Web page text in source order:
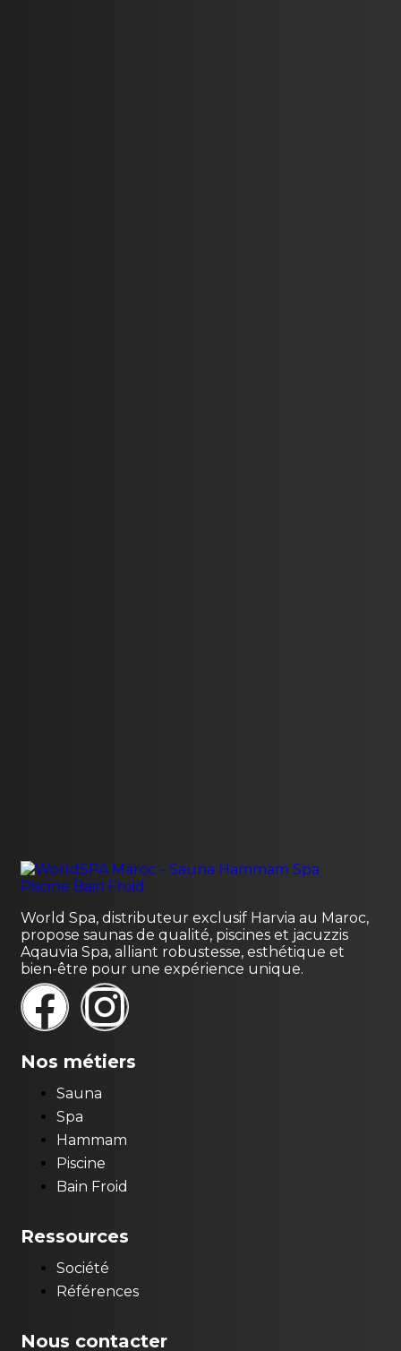
World Spa, distributeur exclusif Harvia au Maroc,
propose saunas de qualité, piscines et jacuzzis
Aqauvia Spa, alliant robustesse, esthétique et
bien-être pour une expérience unique.
Nos métiers
Sauna
Spa
Hammam
Piscine
Bain Froid
Ressources
Société
Références
Nous contacter